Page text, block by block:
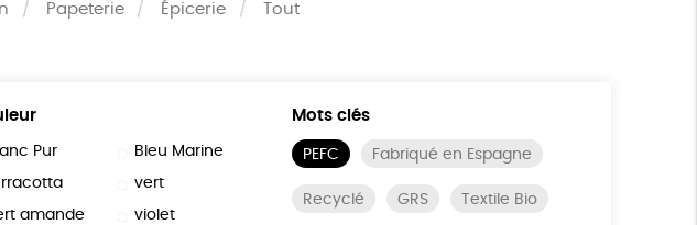
Papeterie Épicerie Tout
Pur Bleu Marine
vert
amande violet
Mots clés
PEFC Fabriqué en Espagne
Recyclé GRS Textile Bio